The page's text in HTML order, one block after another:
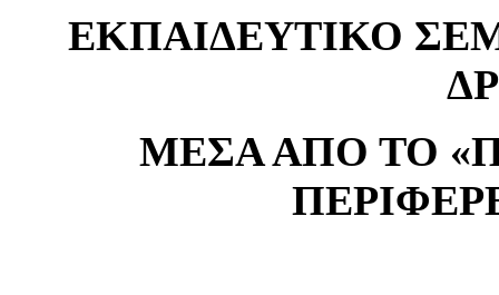
ΕΚΠΑΙΔΕΥΤΙΚΟ
ΜΕΣΑ ΑΠΟ ΤΟ